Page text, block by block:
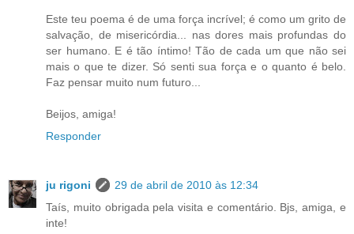
Este teu poema é de uma força incrível; é como um grito de
salvação, de misericórdia... nas dores mais profundas do
ser humano. E é tão íntimo! Tão de cada um que não sei
mais o que te dizer. Só senti sua força e o quanto é belo.
Faz pensar muito num futuro...
Beijos, amiga!
Responder
ju rigoni
29 de abril de 2010 às 12:34
Taís, muito obrigada pela visita e comentário. Bjs, amiga, e
inte!